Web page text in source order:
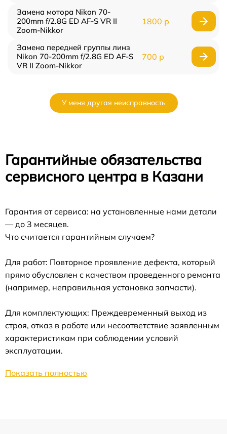
Замена мотора Nikon 70-
200mm f/2.8G ED AF-S VR II
Zoom-Nikkor
1800 р
Замена передней группы линз
Nikon 70-200mm f/2.8G ED AF-S
VR II Zoom-Nikkor
700 р
У меня другая неисправность
Гарантийные обязательства
сервисного центра в Казани
Гарантия от сервиса: на установленные нами детали
— до 3 месяцев.
Что считается гарантийным случаем?
Для работ: Повторное проявление дефекта, который
прямо обусловлен с качеством проведенного ремонта
(например, неправильная установка запчасти).
Для комплектующих: Преждевременный выход из
строя, отказ в работе или несоответствие заявленным
характеристикам при соблюдении условий
эксплуатации.
Показать полностью